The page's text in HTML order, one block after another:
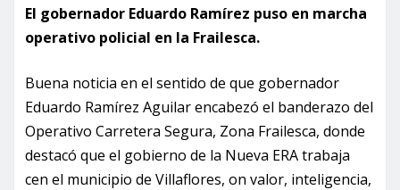
El gobernador Eduardo Ramírez puso en marcha
operativo policial en la Frailesca.
Buena noticia en el sentido de que gobernador
Eduardo Ramírez Aguilar encabezó el banderazo del
Operativo Carretera Segura, Zona Frailesca, donde
destacó que el gobierno de la Nueva ERA trabaja
cen el municipio de Villaflores, on valor, inteligencia,